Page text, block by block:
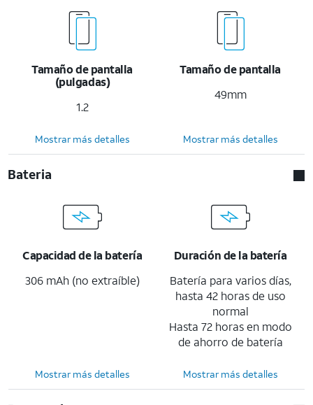
Tamaño de pantalla
(pulgadas)
1.2
Tamaño de pantalla
49mm
Mostrar más detalles Mostrar más detalles
Bateria
Capacidad de la batería
306 mAh (no extraíble)
Duración de la batería
Batería para varios días,
hasta 42 horas de uso
normal
Hasta 72 horas en modo
de ahorro de batería
Mostrar más detalles Mostrar más detalles